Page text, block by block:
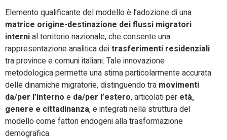
Elemento qualificante del modello è l’adozione di una
matrice origine-destinazione dei flussi migratori
internial territorio nazionale, che consente una
rappresentazione analitica deitrasferimenti residenziali
tra province e comuni italiani. Tale innovazione
metodologica permette una stima particolarmente accurata
delle dinamiche migratorie, distinguendo tra movimenti
da/per l’interno e da/per l’estero, articolati per età,
genere e cittadinanza, e integrati nella struttura del
modello come fattori endogeni alla trasformazione
demografica.